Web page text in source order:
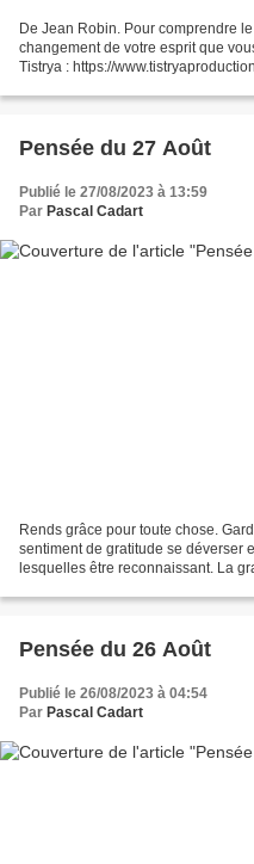
De Jean Robin. Pour comprendre
changement de votre esprit que
Tistrya : https://
Pensée du 27 Août
Publié le 27/08/2023 à 13:59
Par Pascal Cadart
Rends grâce pour toute chose.
sentiment de gratitude se déverser
lesquelles être reconnaissant. La
Pensée du 26 Août
Publié le 26/08/2023 à 04:54
Par Pascal Cadart